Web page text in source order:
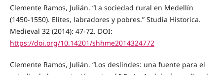
Clemente Ramos, Julián. “La sociedad rural en Medellín
(1450-1550). Elites, labradores y pobres.” Studia Historica.
Medieval 32 (2014): 47-72. DOI:
https://doi.org/10.14201/shhme2014324772
Clemente Ramos, Julián. “Los deslindes: una fuente para el